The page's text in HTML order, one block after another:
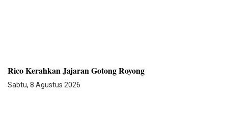
Rico Kerahkan Jajaran Gotong Royong
Sabtu, 8 Agustus 2026